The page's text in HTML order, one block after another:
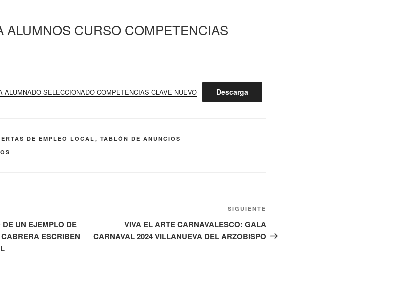
ALUMNOS CURSO COMPETENCIAS
ALUMNADO-SELECCIONADO-COMPETENCIAS-CLAVE-NUEVO Descarga
DE EMPLEO LOCAL , TABLÓN DE ANUNCIOS
UN EJEMPLO DE
ESCRIBEN
SIGUIENTE
VIVA EL ARTE CARNAVALESCO: GALA
CARNAVAL 2024 VILLANUEVA DEL ARZOBISPO